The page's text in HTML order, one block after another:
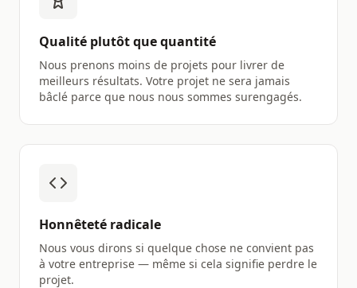
Qualité plutôt que quantité
Nous prenons moins de projets pour livrer de
meilleurs résultats. Votre projet ne sera jamais
bâclé parce que nous nous sommes surengagés.
Honnêteté radicale
Nous vous dirons si quelque chose ne convient pas
à votre entreprise — même si cela signifie perdre le
projet.